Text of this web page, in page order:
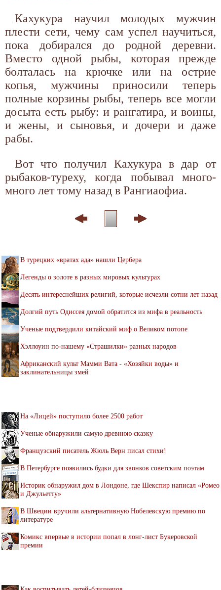
Кахукура научил молодых мужчин
плести сети, чему сам успел научиться,
пока добирался до родной деревни.
Вместо одной рыбы, которая прежде
болталась на крючке или на острие
копья, мужчины приносили теперь
полные корзины рыбы, теперь все могли
досыта есть рыбу: и рангатира, и воины,
и жены, и сыновья, и дочери и даже
рабы.
Вот что получил Кахукура в дар от
рыбаков-туреху, когда побывал много-
много лет тому назад в Рангиаофиа.
В турецких «вратах ада» нашли Цербера
Легенды о золоте в разных мировых культурах
Десять интереснейших религий, которые исчезли сотни лет назад
Долгий путь Одиссея домой обратится из мифа в реальность
Ученые подтвердили китайский миф о Великом потопе
Хэллоуин по-нашему «Страшилки» разных народов
Африканский культ Мамми Вата - «Хозяйки воды» и
заклинательницы змей
На «Лицей» поступило более 2500 работ
Ученые обнаружили самую древнюю сказку
Французский писатель Жюль Верн писал стихи!
В Петербурге появились будки для звонков советским поэтам
Историк обнаружил дом в Лондоне, где Шекспир написал «Ромео
и Джульетту»
В Швеции вручили альтернативную Нобелевскую премию по
литературе
Комикс впервые в истории попал в лонг-лист Букеровской
премии